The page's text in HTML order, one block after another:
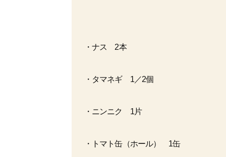
・ナス 2本
・タマネギ 1／2個
・ニンニク 1片
・トマト缶（ホール） 1缶